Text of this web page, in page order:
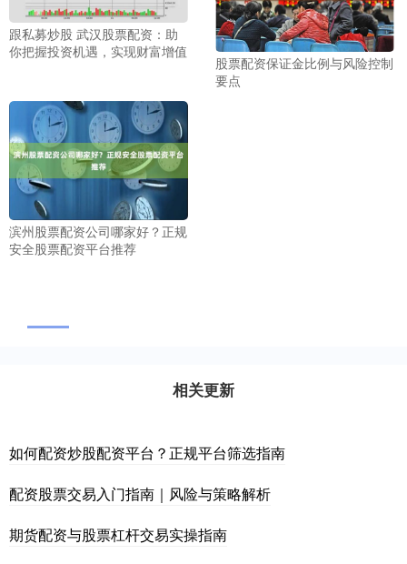
跟私募炒股 武汉股票配资：助
你把握投资机遇，实现财富增值
股票配资保证金比例与风险控制
要点
滨州股票配资公司哪家好？正规
安全股票配资平台推荐
相关更新
如何配资炒股配资平台？正规平台筛选指南
配资股票交易入门指南｜风险与策略解析
期货配资与股票杠杆交易实操指南